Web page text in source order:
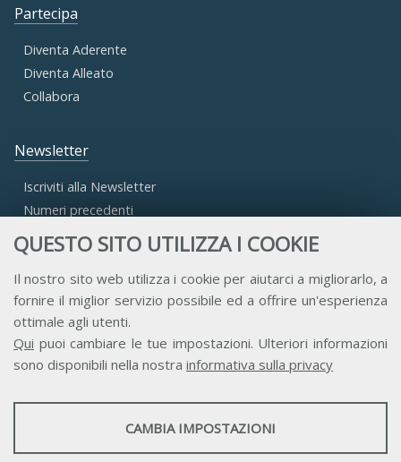
QUESTO SITO UTILIZZA I COOKIE
Il nostro sito web utilizza i cookie per aiutarci a migliorarlo, a
fornire il miglior servizio possibile ed a offrire un'esperienza
ottimale agli utenti.
Qui puoi cambiare le tue impostazioni. Ulteriori informazioni
sono disponibili nella nostra informativa sulla privacy
STATISTICHE
CAMBIA IMPOSTAZIONI
Partecipa
Diventa Aderente
Diventa Alleato
Collabora
Newsletter
Iscriviti alla Newsletter
Numeri precedenti
Accesso Aderenti
Accesso Consulta
Accesso Team